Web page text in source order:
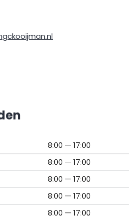
8:00 — 17:00
8:00 — 17:00
8:00 — 17:00
8:00 — 17:00
8:00 — 17:00